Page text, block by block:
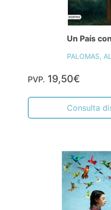
Un País
PALOMAS,
PVP. 19,50€
Consulta